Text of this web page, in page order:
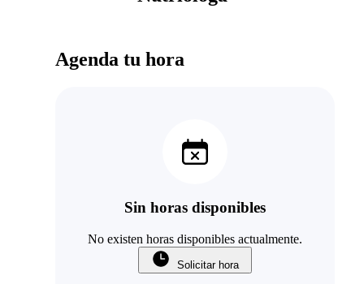
Agenda tu hora
Sin horas disponibles
No existen horas disponibles actualmente.
Solicitar hora